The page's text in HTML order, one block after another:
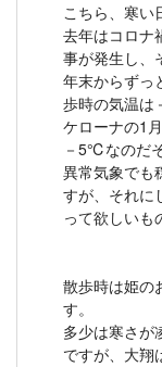
こちら、寒い
去年はコロナ
事が発生し、
年末からずっ
歩時の気温は
ケローナの1
－5℃なのだ
異常気象でも
すが、それに
って欲しいも
散歩時は姫の
す。
多少は寒さが
ですが、大